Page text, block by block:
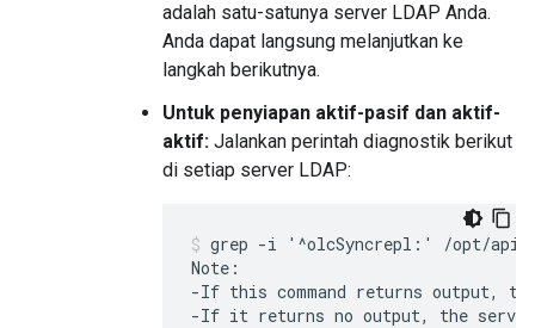
adalah satu-satunya server LDAP Anda.
Anda dapat langsung melanjutkan ke
langkah berikutnya.
Untuk penyiapan aktif-pasif dan aktif-
aktif: Jalankan perintah diagnostik berikut
di setiap server LDAP:
grep -i '^olcSyncrepl:' /opt/
Note:
-If this command returns output,
-If it returns no output, the